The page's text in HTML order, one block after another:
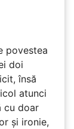
povestea
doi
însă
atunci
cu doar
și ironie,